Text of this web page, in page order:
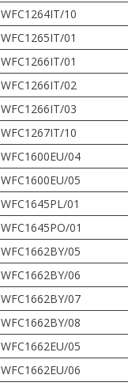
WFC1264IT/10
WFC1265IT/01
WFC1266IT/01
WFC1266IT/02
WFC1266IT/03
WFC1267IT/10
WFC1600EU/04
WFC1600EU/05
WFC1645PL/01
WFC1645PO/01
WFC1662BY/05
WFC1662BY/06
WFC1662BY/07
WFC1662BY/08
WFC1662EU/05
WFC1662EU/06